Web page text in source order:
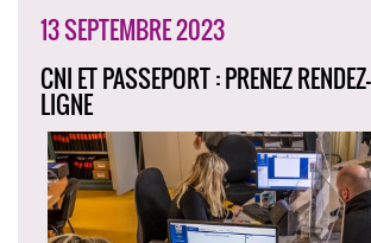
13 SEPTEMBRE 2023
CNI ET PASSEPORT : PRENEZ
LIGNE